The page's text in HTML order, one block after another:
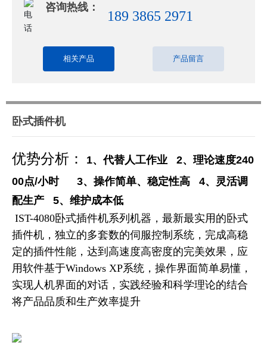
咨询热线：
189 3865 2971
相关产品 产品留言
卧式插件机
优势分析： 1、代替人工作业 2、理论速度240
00点/小时 3、操作简单、稳定性高 4、灵活调
配生产 5、维护成本低
IST-4080卧式插件机系列机器，最新最实用的卧式
插件机，独立的多套数的伺服控制系统，完成高稳
定的插件性能，达到高速度高密度的完美效果，应
用软件基于Windows XP系统，操作界面简单易懂，
实现人机界面的对话，实践经验和科学理论的结合
将产品品质和生产效率提升